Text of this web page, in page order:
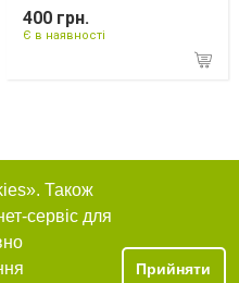
400 грн.
Є в наявності
Також
сервіс для
Прийняти